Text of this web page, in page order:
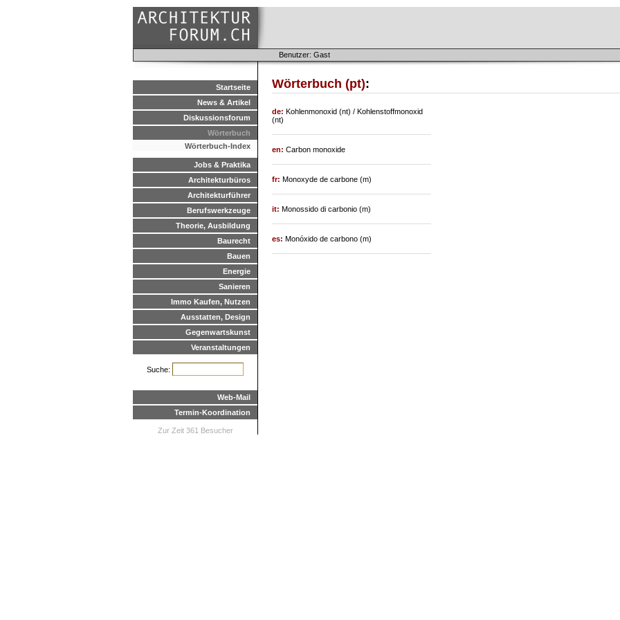
Benutzer: Gast
Startseite
News & Artikel
Diskussionsforum
Wörterbuch
Wörterbuch-Index
Jobs & Praktika
Architekturbüros
Architekturführer
Berufswerkzeuge
Theorie, Ausbildung
Baurecht
Bauen
Energie
Sanieren
Immo Kaufen, Nutzen
Ausstatten, Design
Gegenwartskunst
Veranstaltungen
Suche:
Web-Mail
Termin-Koordination
Zur Zeit 361 Besucher
Wörterbuch (pt):
de: Kohlenmonoxid (nt) / Kohlenstoffmonoxid
(nt)
en: Carbon monoxide
fr: Monoxyde de carbone (m)
it: Monossido di carbonio (m)
es: Monóxido de carbono (m)